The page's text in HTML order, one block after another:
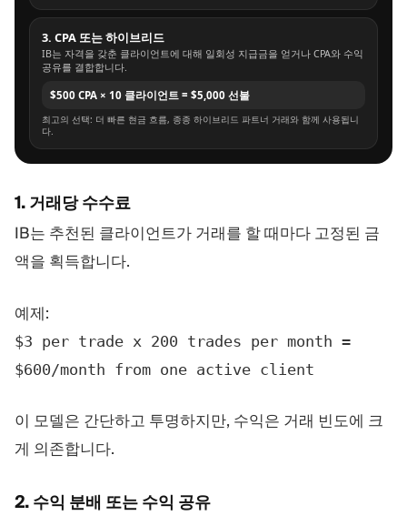
3. CPA 또는 하이브리드
IB는 자격을 갖춘 클라이언트에 대해 일회성 지급금을 얻거나 CPA와 수익
공유를 결합합니다.
$500 CPA × 10 클라이언트 = $5,000 선불
최고의 선택: 더 빠른 현금 흐름, 종종 하이브리드 파트너 거래와 함께 사용됩니
다.
1. 거래당 수수료
IB는 추천된 클라이언트가 거래를 할 때마다 고정된 금
액을 획득합니다.
예제:
$3 per trade x 200 trades per month =
$600/month from one active client
이 모델은 간단하고 투명하지만, 수익은 거래 빈도에 크
게 의존합니다.
2. 수익 분배 또는 수익 공유